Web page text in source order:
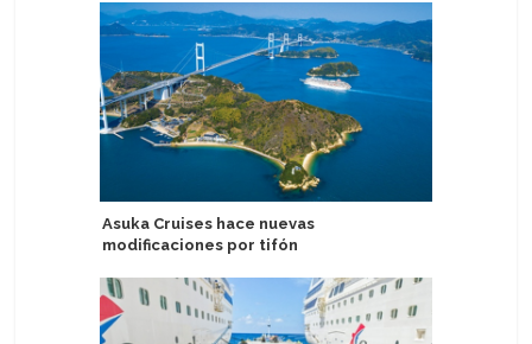
Asuka Cruises hace nuevas
modificaciones por tifón